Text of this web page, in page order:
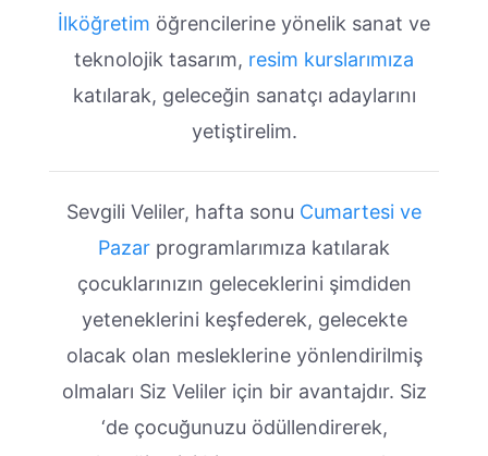
İlköğretim öğrencilerine yönelik sanat ve
teknolojik tasarım, resim kurslarımıza
katılarak, geleceğin sanatçı adaylarını
yetiştirelim.
Sevgili Veliler, hafta sonu Cumartesi ve
Pazar programlarımıza katılarak
çocuklarınızın geleceklerini şimdiden
yeteneklerini keşfederek, gelecekte
olacak olan mesleklerine yönlendirilmiş
olmaları Siz Veliler için bir avantajdır. Siz
‘de çocuğunuzu ödüllendirerek,